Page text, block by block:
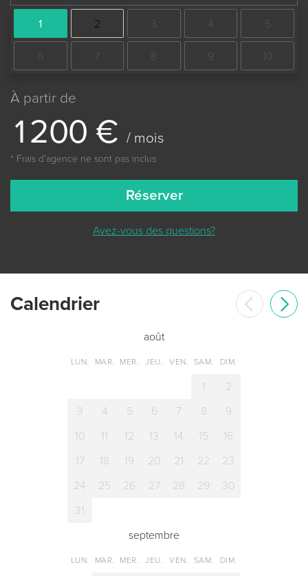
1 2 3 4 5
6 7 8 9 10
À partir de
1200 € / mois
* Frais dʼagence ne sont pas inclus
Réserver
Avez-vous des questions?
Сalendrier
août
LUN. MAR. MER. JEU. VEN. SAM. DIM.
1
2
3
4 5 6 7 8
9
10
11 12 13 14 15
16
17
18 19 20 21 22
23
24
25 26 27 28 29
30
31
septembre
LUN. MAR. MER. JEU. VEN. SAM. DIM.